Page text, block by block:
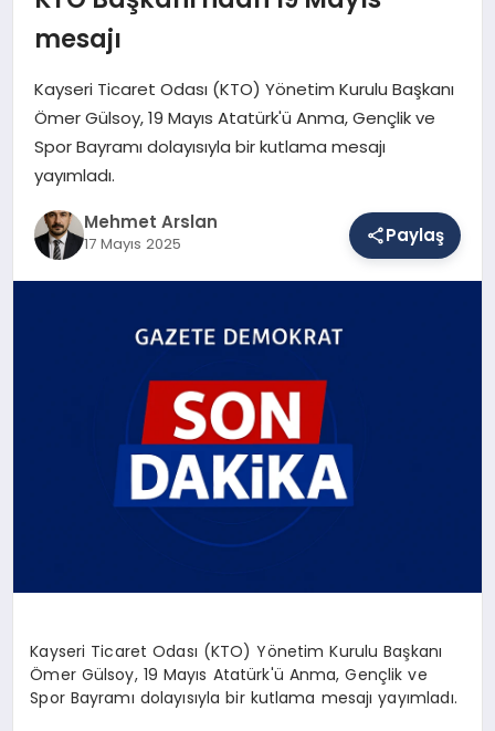
MAGAZIN
SAĞLIK
mesajı
Kayseri Ticaret Odası (KTO) Yönetim Kurulu Başkanı
Ömer Gülsoy, 19 Mayıs Atatürk'ü Anma, Gençlik ve
Spor Bayramı dolayısıyla bir kutlama mesajı
yayımladı.
Mehmet Arslan
17 Mayıs 2025 Paylaş
Kayseri Ticaret Odası (KTO) Yönetim Kurulu Başkanı
Ömer Gülsoy, 19 Mayıs Atatürk'ü Anma, Gençlik ve
Spor Bayramı dolayısıyla bir kutlama mesajı yayımladı.